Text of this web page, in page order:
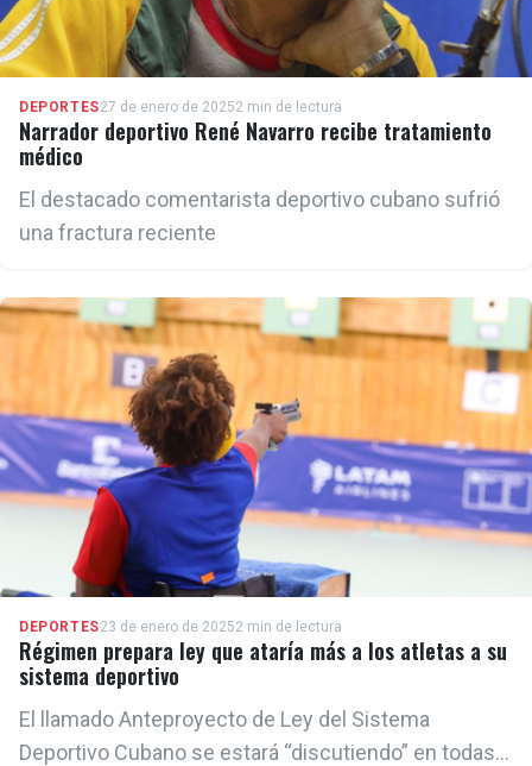
DEPORTES27 de enero de 20252 min de lectura
Narrador deportivo René Navarro recibe tratamiento
médico
El destacado comentarista deportivo cubano sufrió
una fractura reciente
DEPORTES23 de enero de 20252 min de lectura
Régimen prepara ley que ataría más a los atletas a su
sistema deportivo
El llamado Anteproyecto de Ley del Sistema
Deportivo Cubano se estará “discutiendo” en todas